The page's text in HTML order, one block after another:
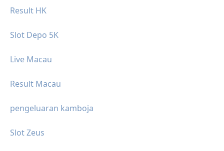
Result HK
Slot Depo 5K
Live Macau
Result Macau
pengeluaran kamboja
Slot Zeus